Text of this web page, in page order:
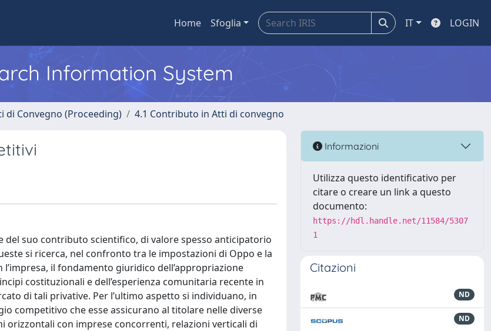
Home Sfoglia IT LOGIN
Information System
di Convegno (Proceeding) 4.1 Contributo in Atti di convegno
suo contributo scientifico, di valore spesso anticipatorio
si ricerca, nel confronto tra le impostazioni di Oppo e la
il fondamento giuridico dell’appropriazione
costituzionali e dell’esperienza comunitaria recente in
di tali privative. Per l’ultimo aspetto si individuano, in
competitivo che esse assicurano al titolare nelle diverse
con imprese concorrenti, relazioni verticali di
Informazioni
Utilizza questo identificativo per
citare o creare un link a questo
documento:
https://hdl.handle.net/11584/5307
1
Citazioni
ND
ND